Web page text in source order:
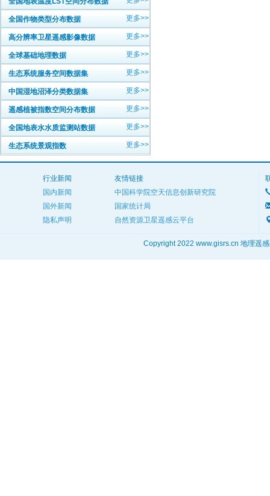
全国作物类型分布数据 更多>>
高分辨率卫星遥感影像数据 更多>>
全球基础地理数据 更多>>
生态系统服务空间数据集 更多>>
中国湿地沼泽分类数据集 更多>>
遥感植被指数空间分布数据 更多>>
全国地表水水质监测站数据 更多>>
生态系统景观指数 更多>>
行业新闻
国内新闻
国外新闻
隐私声明
友情链接
中国科学院空天信息创新研究院
国家统计局
自然资源卫星遥感云平台
Copyright 2022 www.gisrs.cn 地理遥